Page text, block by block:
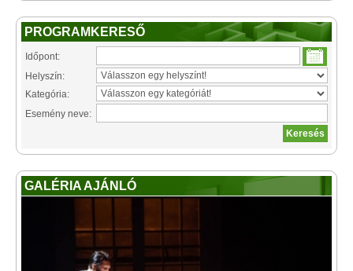
PROGRAMKERESŐ
Időpont:
Helyszín:
Kategória:
Esemény neve:
GALÉRIA AJÁNLÓ